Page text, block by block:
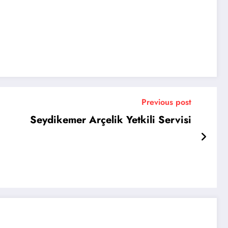
Previous post
Seydikemer Arçelik Yetkili Servisi